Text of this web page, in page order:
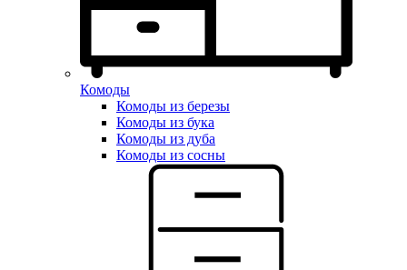
Комоды
Комоды из березы
Комоды из бука
Комоды из дуба
Комоды из сосны